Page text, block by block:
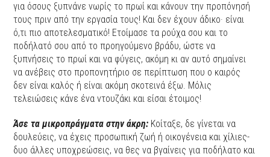
για όσους ξυπνάνε νωρίς το πρωί και κάνουν την προπόνησή
τους πριν από την εργασία τους! Και δεν έχουν άδικο· είναι
ό,τι πιο αποτελεσματικό! Ετοίμασε τα ρούχα σου και το
ποδήλατό σου από το προηγούμενο βράδυ, ώστε να
ξυπνήσεις το πρωί και να φύγεις, ακόμη κι αν αυτό σημαίνει
να ανέβεις στο προπονητήριο σε περίπτωση που ο καιρός
δεν είναι καλός ή είναι ακόμη σκοτεινά έξω. Μόλις
τελειώσεις κάνε ένα ντουζάκι και είσαι έτοιμος!
Άσε τα μικροπράγματα στην άκρη: Κοίταξε, δε γίνεται να
δουλεύεις, να έχεις προσωπική ζωή ή οικογένεια και χίλιες-
δυο άλλες υποχρεώσεις, να θες να βγαίνεις για ποδήλατο και